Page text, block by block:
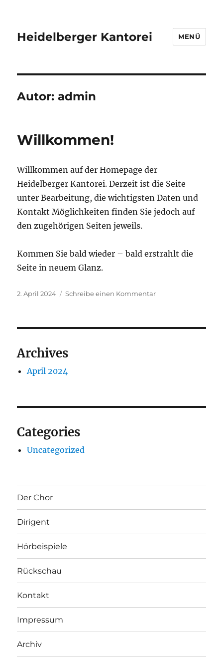
Heidelberger Kantorei MENÜ
Autor:admin
Willkommen!
Willkommen auf der Homepage der
Heidelberger Kantorei. Derzeit ist die Seite
unter Bearbeitung, die wichtigsten Daten und
Kontakt Möglichkeiten finden Sie jedoch auf
den zugehörigen Seiten jeweils.
Kommen Sie bald wieder – bald erstrahlt die
Seite in neuem Glanz.
Veröffentlicht
2. April 2024 Schreibe einen Kommentarzu
Archives
April 2024
Categories
Uncategorized
Der Chor
Dirigent
Hörbeispiele
Rückschau
Kontakt
Impressum
Archiv